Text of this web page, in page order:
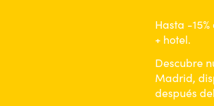
Hasta -
+ hotel.
Descubre
Madrid,
después